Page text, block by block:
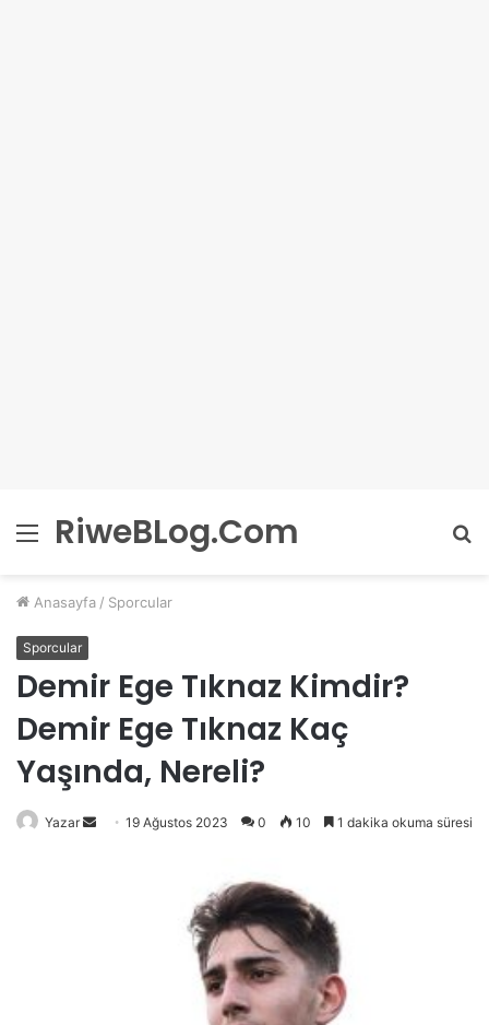
Menü
RiweBLog.Com
Anasayfa / Sporcular
Sporcular
Demir Ege Tıknaz Kimdir?
Demir Ege Tıknaz Kaç
Yaşında, Nereli?
Yazar
Bir
19 Ağustos 2023 0 10 1 dakika okuma süresi